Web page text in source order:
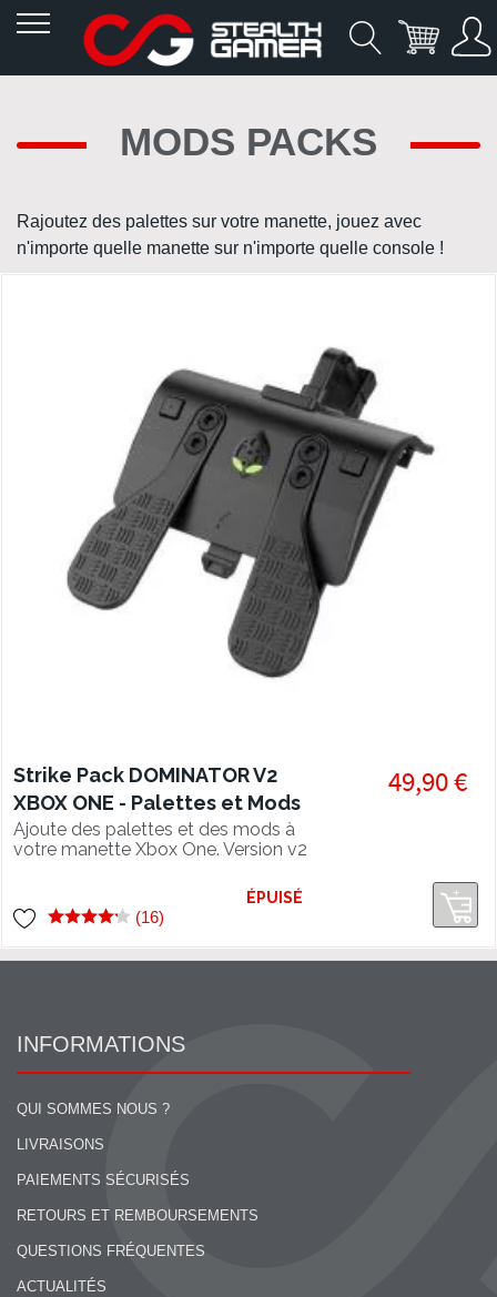
MODS PACKS
Rajoutez des palettes sur votre manette, jouez avec
n'importe quelle manette sur n'importe quelle console !
Strike Pack DOMINATOR V2
XBOX ONE - Palettes et Mods
Pack
Ajoute des palettes et des mods à
votre manette Xbox One. Version v2
49,90 €
(16)
ÉPUISÉ
INFORMATIONS
QUI SOMMES NOUS ?
LIVRAISONS
PAIEMENTS SÉCURISÉS
RETOURS ET REMBOURSEMENTS
QUESTIONS FRÉQUENTES
ACTUALITÉS